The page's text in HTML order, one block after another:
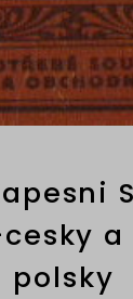
a
polsky